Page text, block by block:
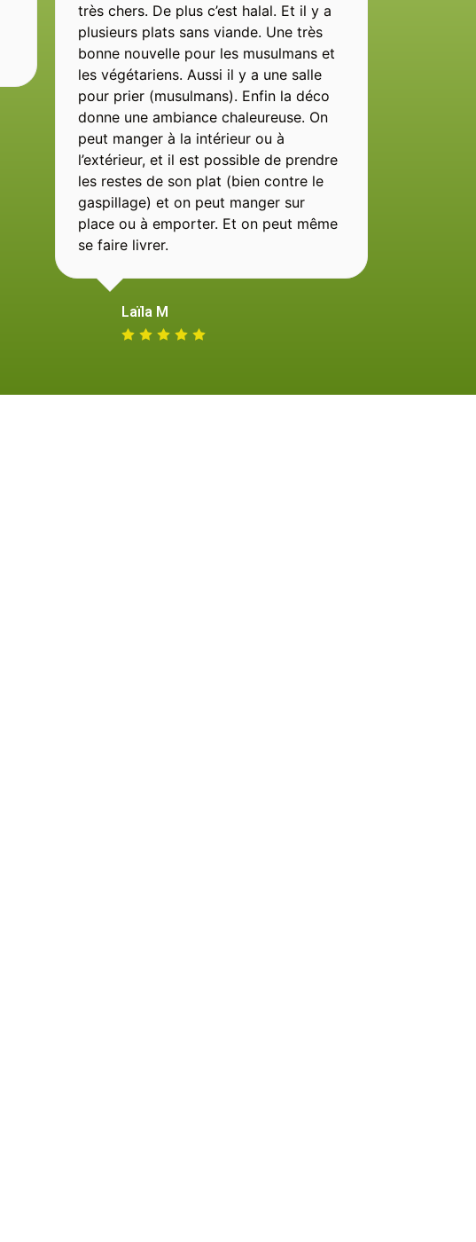
Laïla M
très chers. De plus c’est halal. Et il y a
plusieurs plats sans viande. Une très
bonne nouvelle pour les musulmans et
les végétariens. Aussi il y a une salle
pour prier (musulmans). Enfin la déco
donne une ambiance chaleureuse. On
peut manger à la intérieur ou à
l’extérieur, et il est possible de prendre
les restes de son plat (bien contre le
gaspillage) et on peut manger sur
place ou à emporter. Et on peut même
se faire livrer.